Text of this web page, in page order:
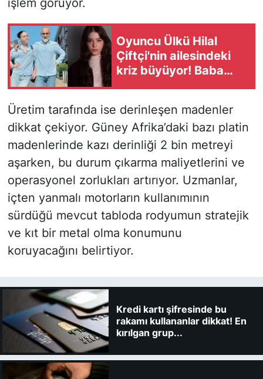
Oyuncu Ülkü Hilal
Çiftçi'nin ailesindeki
kriz büyüyor! Baba
Üretim tarafında ise derinleşen madenler
dikkat çekiyor. Güney Afrika’daki bazı platin
madenlerinde kazı derinliği 2 bin metreyi
aşarken, bu durum çıkarma maliyetlerini ve
operasyonel zorlukları artırıyor. Uzmanlar,
içten yanmalı motorların kullanımının
sürdüğü mevcut tabloda rodyumun stratejik
ve kıt bir metal olma konumunu
koruyacağını belirtiyor.
Kredi kartı şifresinde bu
rakamı kullananlar dikkat! En
kırılgan grup...